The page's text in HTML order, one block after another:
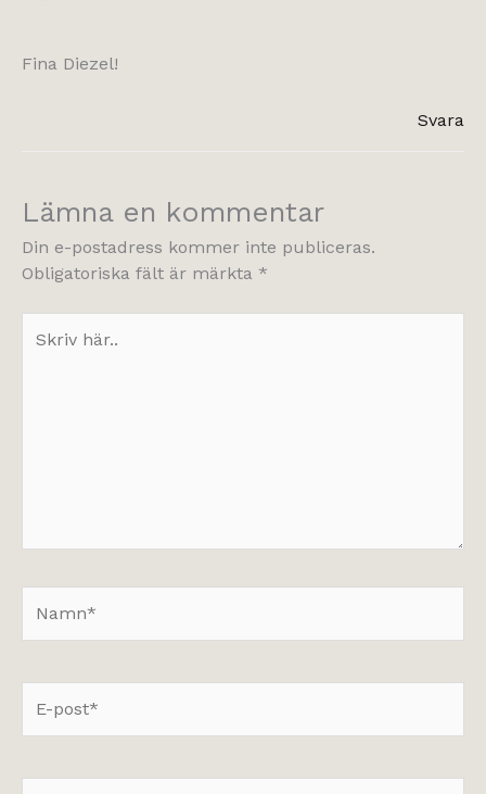
Fina Diezel!
Svara
Lämna en kommentar
Din e-postadress kommer inte publiceras.
Obligatoriska fält är märkta *
här..
post*